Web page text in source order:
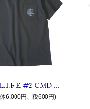
Lsize _ L.I.F.E #2 CMD ◆ LIVE IN FAB EARTH リブインファブアース : 半袖ポケットロゴTシャツ Sumi
6,000円、税600円)